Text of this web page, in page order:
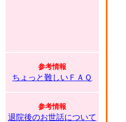
参考情報
ちょっと難しいＦＡＱ
参考情報
退院後のお世話について